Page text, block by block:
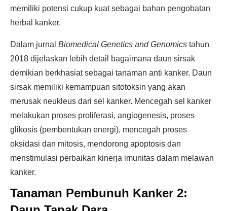
memiliki potensi cukup kuat sebagai bahan pengobatan
herbal kanker.
Dalam jurnal Biomedical Genetics and Genomics tahun
2018 dijelaskan lebih detail bagaimana daun sirsak
demikian berkhasiat sebagai tanaman anti kanker. Daun
sirsak memiliki kemampuan sitotoksin yang akan
merusak neukleus dari sel kanker. Mencegah sel kanker
melakukan proses proliferasi, angiogenesis, proses
glikosis (pembentukan energi), mencegah proses
oksidasi dan mitosis, mendorong apoptosis dan
menstimulasi perbaikan kinerja imunitas dalam melawan
kanker.
Tanaman Pembunuh Kanker 2: